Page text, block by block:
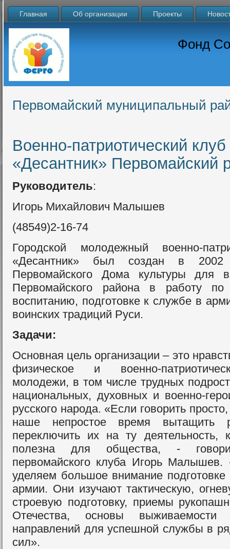
Главная Об организации Проекты
Фонд
Первомайский муниципальный
Военно-патриотический клуб
«Десантник» Первомайский
Руководитель:
Игорь Михайлович Малышев
(48549)2-16-74
Городской молодежный военно-
«Десантник» был создан в
Первомайского Дома культуры для
Первомайского района в работу по
воспитанию, подготовке к службе в
воинских традиций Руси.
Задачи:
Основная цель организации – это
физическое и военно-
молодежи, в том числе трудных
национальных, духовных и военно-
русского народа. «Если говорить
наше непростое время вытащить
переключить их на ту
полезна для общества, -
первомайского клуба Игорь
уделяем большое внимание
армии. Они изучают тактическую,
строевую подготовку, приемы
Отечества, основы
направлений для успешной службы в
сил».